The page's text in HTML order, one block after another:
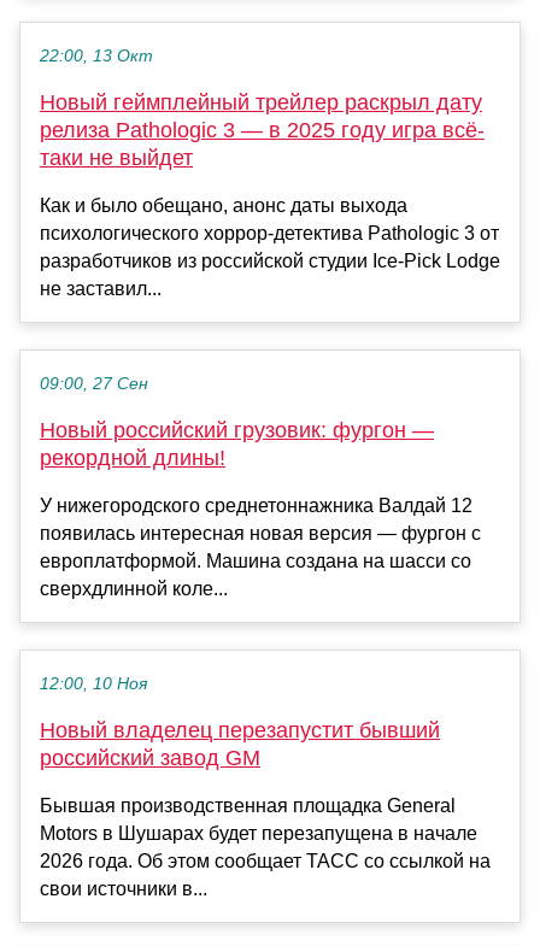
22:00, 13 Окт
Новый геймплейный трейлер раскрыл дату
релиза Pathologic 3 — в 2025 году игра всё-
таки не выйдет
Как и было обещано, анонс даты выхода
психологического хоррор-детектива Pathologic 3 от
разработчиков из российской студии Ice-Pick Lodge
не заставил...
09:00, 27 Сен
Новый российский грузовик: фургон —
рекордной длины!
У нижегородского среднетоннажника Валдай 12
появилась интересная новая версия — фургон с
европлатформой. Машина создана на шасси со
сверхдлинной коле...
12:00, 10 Ноя
Новый владелец перезапустит бывший
российский завод GM
Бывшая производственная площадка General
Motors в Шушарах будет перезапущена в начале
2026 года. Об этом сообщает ТАСС со ссылкой на
свои источники в...